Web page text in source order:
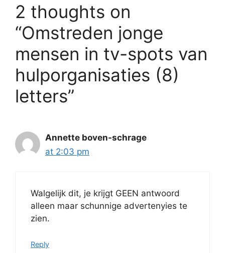
2 thoughts on
“Omstreden jonge
mensen in tv-spots van
hulporganisaties (8)
letters”
Annette boven-schrage
at 2:03 pm
Walgelijk dit, je krijgt GEEN antwoord
alleen maar schunnige advertenyies te
zien.
Reply